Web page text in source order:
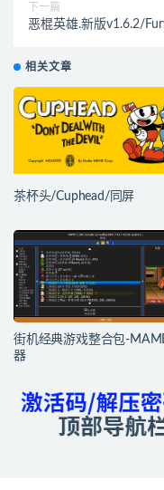
下一篇
恶棍英雄.新版v1.6.2/
相关文章
茶杯头/Cuphead/同屏
街机经典游戏整合包-
器